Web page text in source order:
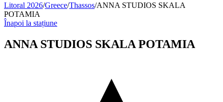
Litoral 2026/Greece/Thassos/ANNA STUDIOS SKALA
POTAMIA
Înapoi la stațiune
ANNA STUDIOS SKALA POTAMIA